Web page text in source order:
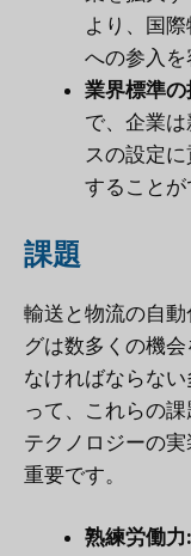
より、国
への参入を
業界標準の
で、企業
スの設定
することが
課題
輸送と物流の自
グは数多くの機
なければならな
って、これらの
テクノロジーの
重要です。
熟練労働力: